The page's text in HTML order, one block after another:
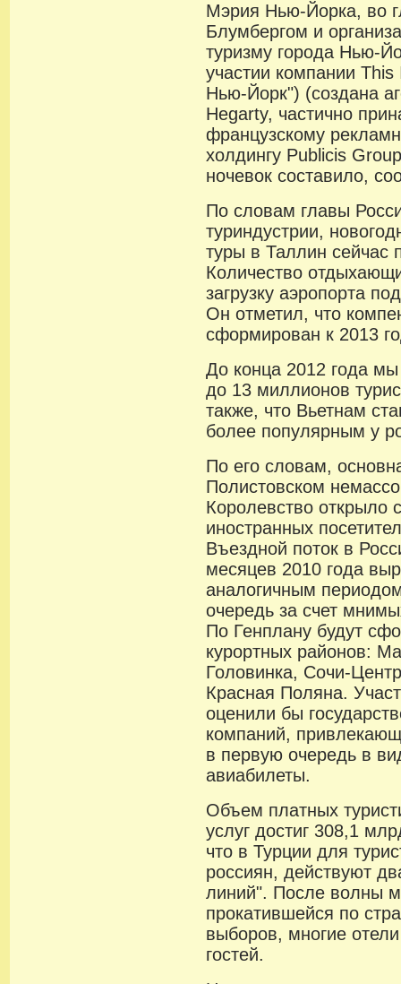
Мэрия Нью-Йорка, во
Блумбергом и
туризму города Нью-
участии компании
Нью-Йорк") (создана
Hegarty, частично
французскому
холдингу Publicis
ночевок составило,
По словам главы
туриндустрии,
туры в Таллин сейчас
Количество
загрузку аэропорта
Он отметил, что
сформирован к 2013
До конца 2012 года
до 13 миллионов
также, что Вьетнам
более популярным у
По его словам,
Полистовском
Королевство открыло
иностранных
Въездной поток в
месяцев 2010 года
аналогичным
очередь за счет
По Генплану будут
курортных районов:
Головинка, Сочи-
Красная Поляна.
оценили бы
компаний,
в первую очередь в
авиабилеты.
Объем платных
услуг достиг 308,1
что в Турции для
россиян, действуют
линий". После волны
прокатившейся по
выборов, многие
гостей.